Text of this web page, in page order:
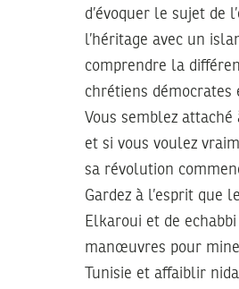
d’évoquer le sujet de
l’héritage avec un
comprendre la
chrétiens démocrates
Vous semblez attaché
et si vous voulez
sa révolution
Gardez à l’esprit que
Elkaroui et de
manœuvres pour
Tunisie et affaiblir